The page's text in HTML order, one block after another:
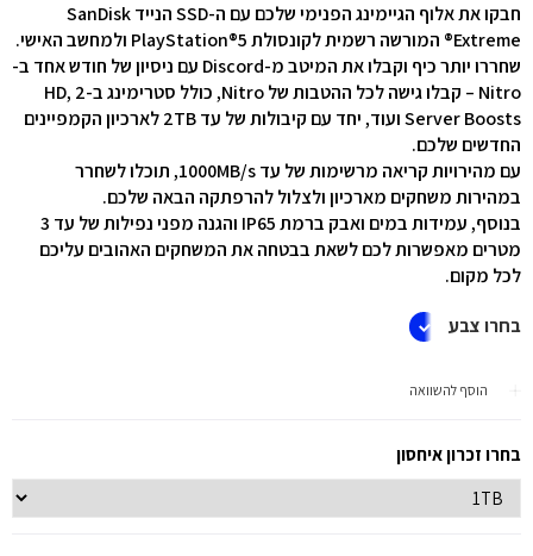
חבקו את אלוף הגיימינג הפנימי שלכם עם ה-SSD הנייד SanDisk
Extreme® המורשה רשמית לקונסולת PlayStation®5 ולמחשב האישי.
שחררו יותר כיף וקבלו את המיטב מ-Discord עם ניסיון של חודש אחד ב-
Nitro – קבלו גישה לכל ההטבות של Nitro, כולל סטרימינג ב-HD, 2
Server Boosts ועוד, יחד עם קיבולות של עד 2TB לארכיון הקמפיינים
החדשים שלכם.
עם מהירויות קריאה מרשימות של עד 1000MB/s, תוכלו לשחרר
במהירות משחקים מארכיון ולצלול להרפתקה הבאה שלכם.
בנוסף, עמידות במים ואבק ברמת IP65 והגנה מפני נפילות של עד 3
מטרים מאפשרות לכם לשאת בבטחה את המשחקים האהובים עליכם
לכל מקום.
בחרו צבע
הוסף להשוואה
בחרו זכרון איחסון